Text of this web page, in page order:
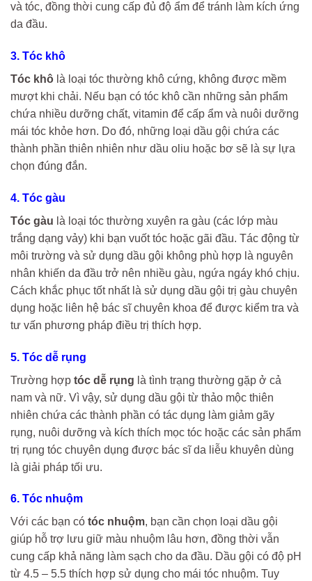
và tóc, đồng thời cung cấp đủ độ ẩm để tránh làm kích ứng
da đầu.
3. Tóc khô
Tóc khô là loại tóc thường khô cứng, không được mềm
mượt khi chải. Nếu bạn có tóc khô cần những sản phẩm
chứa nhiều dưỡng chất, vitamin để cấp ẩm và nuôi dưỡng
mái tóc khỏe hơn. Do đó, những loại dầu gội chứa các
thành phần thiên nhiên như dầu oliu hoặc bơ sẽ là sự lựa
chọn đúng đắn.
4. Tóc gàu
Tóc gàu là loại tóc thường xuyên ra gàu (các lớp màu
trắng dạng vảy) khi bạn vuốt tóc hoặc gãi đầu. Tác động từ
môi trường và sử dụng dầu gội không phù hợp là nguyên
nhân khiến da đầu trở nên nhiều gàu, ngứa ngáy khó chịu.
Cách khắc phục tốt nhất là sử dụng dầu gội trị gàu chuyên
dụng hoặc liên hệ bác sĩ chuyên khoa để được kiểm tra và
tư vấn phương pháp điều trị thích hợp.
5. Tóc dễ rụng
Trường hợp tóc dễ rụng là tình trạng thường gặp ở cả
nam và nữ. Vì vậy, sử dụng dầu gội từ thảo mộc thiên
nhiên chứa các thành phần có tác dụng làm giảm gãy
rụng, nuôi dưỡng và kích thích mọc tóc hoặc các sản phẩm
trị rụng tóc chuyên dụng được bác sĩ da liễu khuyên dùng
là giải pháp tối ưu.
6. Tóc nhuộm
Với các bạn có tóc nhuộm, bạn cần chọn loại dầu gội
giúp hỗ trợ lưu giữ màu nhuộm lâu hơn, đồng thời vẫn
cung cấp khả năng làm sạch cho da đầu. Dầu gội có độ pH
từ 4.5 – 5.5 thích hợp sử dụng cho mái tóc nhuộm. Tuy